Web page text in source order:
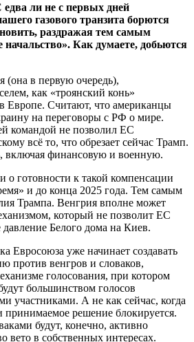
ли не с первых дней
газового транзита борются
раздражая тем самым
начальство». Как думаете, добьются
(она в первую очередь),
как «троянский конь»
Европе. Считают, что американцы
на переговоры с РФ о мире.
командой не позволил ЕС
всё то, что обрезает сейчас Трамп.
включая финансовую и военную.
о готовности к такой компенсации
и до конца 2025 года. Тем самым
Трампа. Венгрия вполне может
который не позволит ЕС
давление Белого дома на Киев.
Евросоюза уже начинает создавать
против венгров и словаков,
голосования, при котором
большинством голосов
участниками. А не как сейчас, когда
решение блокируется.
будут, конечно, активно
вето в собственных интересах.